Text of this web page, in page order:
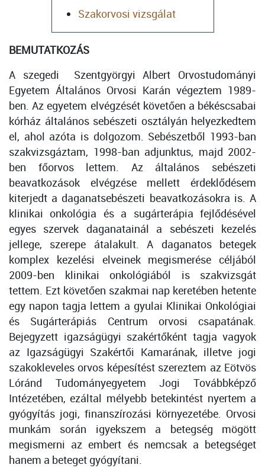
Szakorvosi vizsgálat
BEMUTATKOZÁS
A szegedi Szentgyörgyi Albert Orvostudományi
Egyetem Általános Orvosi Karán végeztem 1989-
ben. Az egyetem elvégzését követően a békéscsabai
kórház általános sebészeti osztályán helyezkedtem
el, ahol azóta is dolgozom. Sebészetből 1993-ban
szakvizsgáztam, 1998-ban adjunktus, majd 2002-
ben főorvos lettem. Az általános sebészeti
beavatkozások elvégzése mellett érdeklődésem
kiterjedt a daganatsebészeti beavatkozásokra is. A
klinikai onkológia és a sugárterápia fejlődésével
egyes szervek daganatainál a sebészeti kezelés
jellege, szerepe átalakult. A daganatos betegek
komplex kezelési elveinek megismerése céljából
2009-ben klinikai onkológiából is szakvizsgát
tettem. Ezt követően szakmai nap keretében hetente
egy napon tagja lettem a gyulai Klinikai Onkológiai
és Sugárterápiás Centrum orvosi csapatának.
Bejegyzett igazságügyi szakértőként tagja vagyok
az Igazságügyi Szakértői Kamarának, illetve jogi
szakokleveles orvos képesítést szereztem az Eötvös
Lóránd Tudományegyetem Jogi Továbbképző
Intézetében, ezáltal mélyebb betekintést nyertem a
gyógyítás jogi, finanszírozási környezetébe. Orvosi
munkám során igyekszem a betegség mögött
megismerni az embert és nemcsak a betegséget
hanem a beteget gyógyítani.